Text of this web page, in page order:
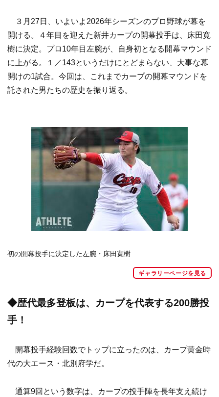
３月27日、いよいよ2026年シーズンのプロ野球が幕を
開ける。４年目を迎えた新井カープの開幕投手は、床田寛
樹に決定。プロ10年目左腕が、自身初となる開幕マウンド
に上がる。１／143というだけにとどまらない、大事な幕
開けの1試合。今回は、これまでカープの開幕マウンドを
託された男たちの歴史を振り返る。
初の開幕投手に決定した左腕・床田寛樹
ギャラリーページを見る
◆歴代最多登板は、カープを代表する200勝投
手！
開幕投手経験回数でトップに立ったのは、カープ黄金時
代の大エース・北別府学だ。
通算9回という数字は、カープの投手陣を長年支え続け